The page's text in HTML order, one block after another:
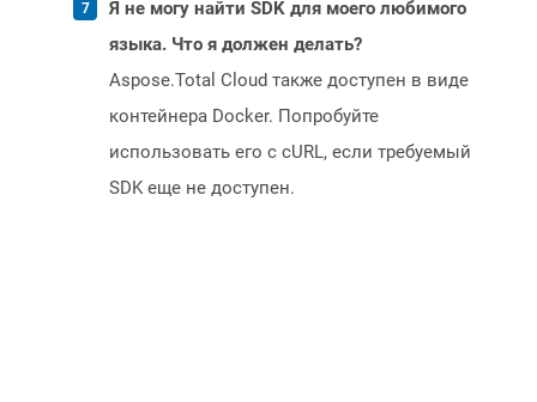
Я не могу найти SDK для моего любимого
языка. Что я должен делать?
Aspose.Total Cloud также доступен в виде
контейнера Docker. Попробуйте
использовать его с cURL, если требуемый
SDK еще не доступен.